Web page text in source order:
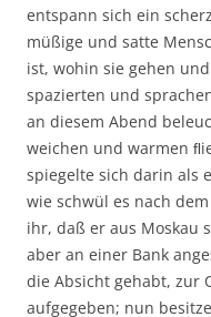
entspann sich ein
müßige und satte
ist, wohin sie gehen
spazierten und
an diesem Abend
weichen und warmen
spiegelte sich darin als
wie schwül es nach
ihr, daß er aus Moskau
aber an einer Bank
die Absicht gehabt, zur
aufgegeben; nun